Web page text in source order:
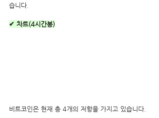
습니다.
✔ 차트(4시간봉)
비트코인은 현재 총 4개의 저항을 가지고 있습니다.